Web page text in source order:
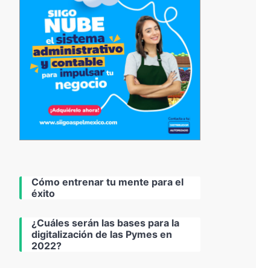
Cómo entrenar tu mente para el
éxito
¿Cuáles serán las bases para la
digitalización de las Pymes en
2022?